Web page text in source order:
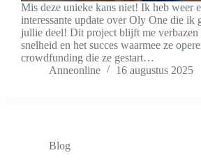
Mis deze unieke kans niet! Ik heb weer
interessante update over Oly One die ik
jullie deel! Dit project blijft me verbazen
snelheid en het succes waarmee ze
crowdfunding die ze gestart…
Anneonline
16 augustus 2025
Blog